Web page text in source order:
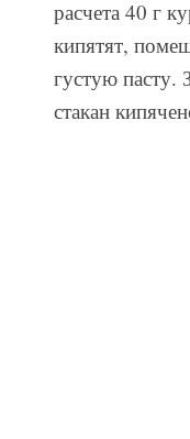
расчета 40 г
кипятят,
густую пасту.
стакан